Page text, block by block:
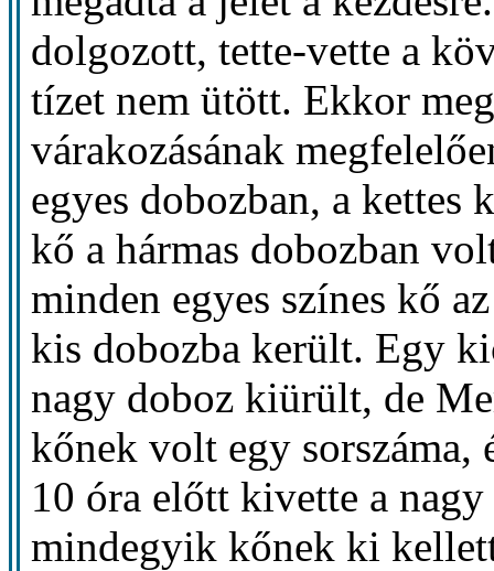
dolgozott, tette-vette a
tízet nem ütött. Ekkor
várakozásának
egyes dobozban, a kettes
kő a hármas dobozban
minden egyes színes kő
kis dobozba került. Egy
nagy doboz kiürült, de
kőnek volt egy sorszáma,
10 óra előtt kivette a
mindegyik kőnek ki